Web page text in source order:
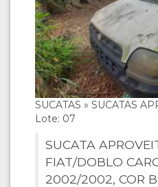
SUCATAS » SUCATAS
Lote: 07
SUCATA
FIAT/DOBLO
2002/2002, COR